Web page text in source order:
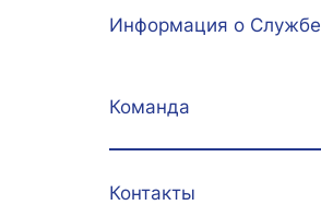
Информация о Службе
Команда
Контакты